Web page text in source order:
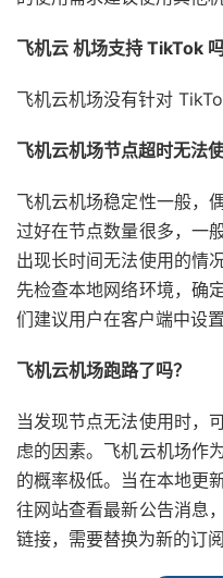
飞机云 机场支持 TikTok 吗
飞机云机场没有针对
飞机云机场节点超时无法使
飞机云机场稳定性一般，
过好在节点数量很多，一
出现长时间无法使用的情
先检查本地网络环境，确
们建议用户在客户端中设
飞机云机场跑路了吗？
当发现节点无法使用时，
虑的因素。飞机云机场作
的概率极低。当在本地更
往网站查看最新公告消息
链接，需要替换为新的订阅